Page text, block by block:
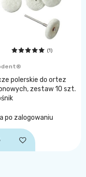
(1)
polerskie do ortez
zestaw 10 szt.
po zalogowaniu